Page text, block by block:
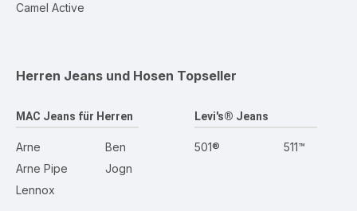
Camel Active
Herren Jeans und Hosen Topseller
MAC Jeans für Herren
Arne
Arne Pipe
Lennox
Ben
Jogn
Levi's® Jeans
501® 511™